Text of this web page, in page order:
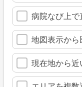
病院なび上
地図表示か
現在地から